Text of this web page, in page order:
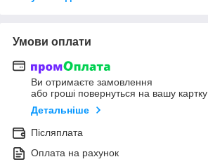
Умови оплати
Ви отримаєте замовлення
або гроші повернуться на вашу картку
Детальніше
Післяплата
Оплата на рахунок